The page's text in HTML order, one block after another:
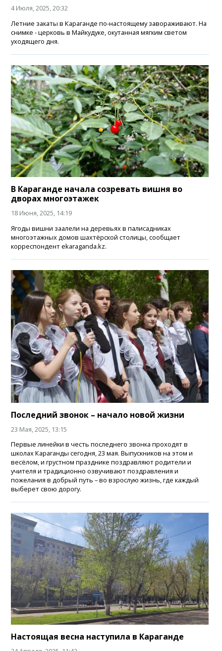
4 Июля, 2025, 20:32
Летние закаты в Караганде по-настоящему завораживают. На
снимке - церковь в Майкудуке, окутанная мягким светом
уходящего дня.
В Караганде начала созревать вишня во
дворах многоэтажек
18 Июня, 2025, 14:19
Ягоды вишни заалели на деревьях в палисадниках
многоэтажных домов шахтёрской столицы, сообщает
корреспондент ekaraganda.kz.
Последний звонок – начало новой жизни
23 Мая, 2025, 13:15
Первые линейки в честь последнего звонка проходят в
школах Караганды сегодня, 23 мая. Выпускников на этом и
весёлом, и грустном празднике поздравляют родители и
учителя и традиционно озвучивают поздравления и
пожелания в добрый путь – во взрослую жизнь, где каждый
выберет свою дорогу.
Настоящая весна наступила в Караганде